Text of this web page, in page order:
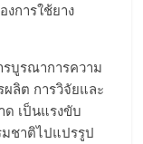
การใช้ยาง
รบูรณาการความ
ลิต การวิจัยและ
เป็นแรงขับ
ชาติไปแปรรูป